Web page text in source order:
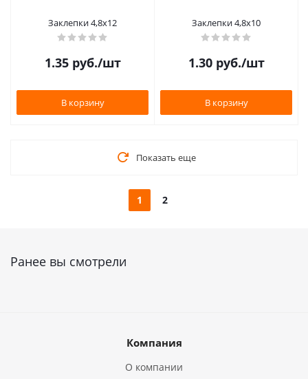
Заклепки 4,8х12
1.35руб./шт
В корзину
Заклепки 4,8х10
1.30руб./шт
В корзину
Показать еще
1 2
Ранее вы смотрели
Компания
О компании